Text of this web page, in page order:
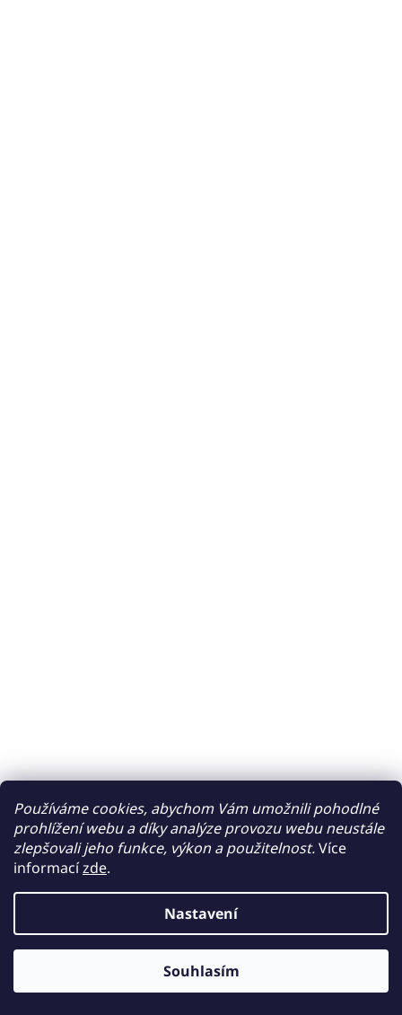
Používáme cookies, abychom Vám umožnili pohodlné
prohlížení webu a díky analýze provozu webu neustále
zlepšovali jeho funkce, výkon a použitelnost.Více
informacízde.
Nastavení
Souhlasím